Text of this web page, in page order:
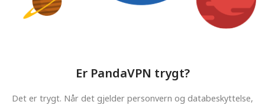
Er PandaVPN trygt?
Det er trygt. Når det gjelder personvern og databeskyttelse,